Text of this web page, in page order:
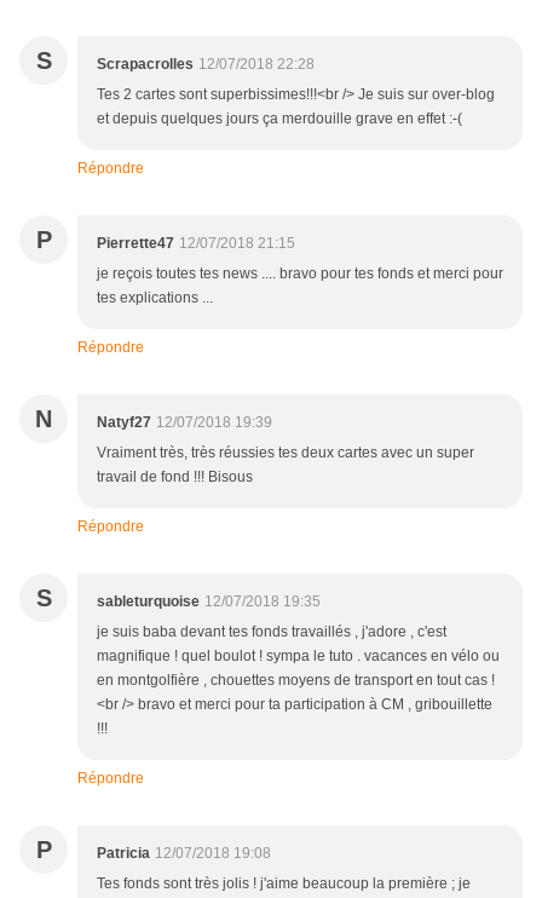
S Scrapacrolles 12/07/2018 22:28
Tes 2 cartes sont superbissimes!!!<br /> Je suis sur over-blog
et depuis quelques jours ça merdouille grave en effet :-(
Répondre
P Pierrette47 12/07/2018 21:15
je reçois toutes tes news .... bravo pour tes fonds et merci pour
tes explications ...
Répondre
N Natyf27 12/07/2018 19:39
Vraiment très, très réussies tes deux cartes avec un super
travail de fond !!! Bisous
Répondre
S sableturquoise 12/07/2018 19:35
je suis baba devant tes fonds travaillés , j'adore , c'est
magnifique ! quel boulot ! sympa le tuto . vacances en vélo ou
en montgolfière , chouettes moyens de transport en tout cas !
<br /> bravo et merci pour ta participation à CM , gribouillette
!!!
Répondre
P Patricia 12/07/2018 19:08
Tes fonds sont très jolis ! j'aime beaucoup la première ; je